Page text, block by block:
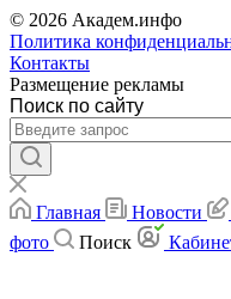
© 2026 Академ.инфо
Политика
Контакты
Размещение рекламы
Поиск по сайту
Главная Новости
фото
Поиск